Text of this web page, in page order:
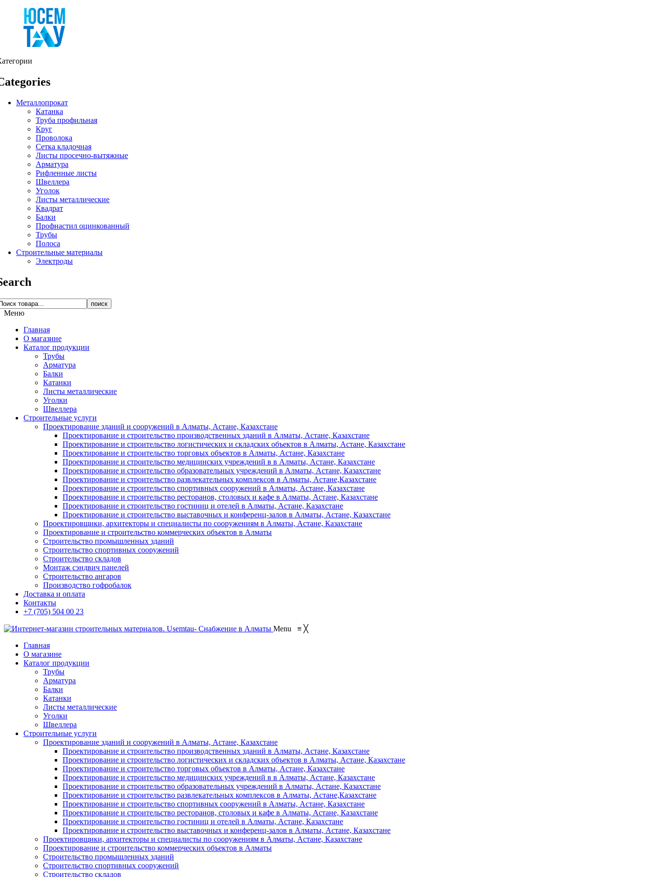
Металлопрокат
Катанка
Труба профильная
Круг
Проволока
Сетка кладочная
Листы просечно-вытяжные
Арматура
Рифленные листы
Швеллера
Уголок
Листы металлические
Квадрат
Балки
Профнастил оцинкованный
Трубы
Полоса
Строительные материалы
Электроды
поиск
Меню
Главная
О магазине
Каталог продукции
Трубы
Арматура
Балки
Катанки
Листы металлические
Уголки
Швеллера
Строительные услуги
Проектирование зданий и сооружений в Алматы, Астане, Казахстане
Проектирование и строительство производственных зданий в Алматы, Астане, Казахстане
Проектирование и строительство логистических и складских объектов в Алматы, Астане, Казахстане
Проектирование и строительство торговых объектов в Алматы, Астане, Казахстане
Проектирование и строительство медицинских учреждений в в Алматы, Астане, Казахстане
Проектирование и строительство образовательных учреждений в Алматы, Астане, Казахстане
Проектирование и строительство развлекательных комплексов в Алматы, Астане,Казахстане
Проектирование и строительство спортивных сооружений в Алматы, Астане, Казахстане
Проектирование и строительство ресторанов, столовых и кафе в Алматы, Астане, Казахстане
Проектирование и строительство гостиниц и отелей в Алматы, Астане, Казахстане
Проектирование и строительство выставочных и конференц-залов в Алматы, Астане, Казахстане
Проектировщики, архитекторы и специалисты по сооружениям в Алматы, Астане, Казахстане
Проектирование и строительство коммерческих объектов в Алматы
Строительство промышленных зданий
Строительство спортивных сооружений
Строительство складов
Монтаж сэндвич панелей
Строительство ангаров
Производство гофробалок
Доставка и оплата
Контакты
+7 (705) 504 00 23
Menu ≡ ╳
Главная
О магазине
Каталог продукции
Трубы
Арматура
Балки
Катанки
Листы металлические
Уголки
Швеллера
Строительные услуги
Проектирование зданий и сооружений в Алматы, Астане, Казахстане
Проектирование и строительство производственных зданий в Алматы, Астане, Казахстане
Проектирование и строительство логистических и складских объектов в Алматы, Астане, Казахстане
Проектирование и строительство торговых объектов в Алматы, Астане, Казахстане
Проектирование и строительство медицинских учреждений в в Алматы, Астане, Казахстане
Проектирование и строительство образовательных учреждений в Алматы, Астане, Казахстане
Проектирование и строительство развлекательных комплексов в Алматы, Астане,Казахстане
Проектирование и строительство спортивных сооружений в Алматы, Астане, Казахстане
Проектирование и строительство ресторанов, столовых и кафе в Алматы, Астане, Казахстане
Проектирование и строительство гостиниц и отелей в Алматы, Астане, Казахстане
Проектирование и строительство выставочных и конференц-залов в Алматы, Астане, Казахстане
Проектировщики, архитекторы и специалисты по сооружениям в Алматы, Астане, Казахстане
Проектирование и строительство коммерческих объектов в Алматы
Строительство промышленных зданий
Строительство спортивных сооружений
Строительство складов